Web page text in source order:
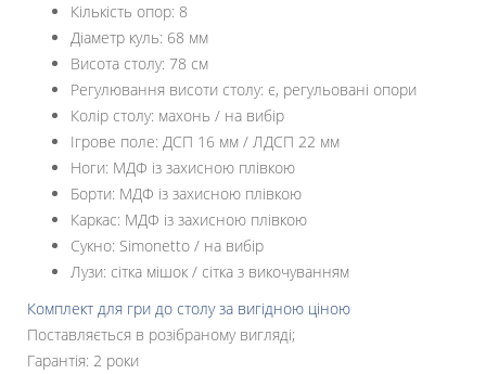
Кількість опор: 8
Діаметр куль: 68 мм
Висота столу: 78 см
Регулювання висоти столу: є, регульовані опори
Колір столу: махонь / на вибір
Ігрове поле: ДСП 16 мм / ЛДСП 22 мм
Ноги: МДФ із захисною плівкою
Борти: МДФ із захисною плівкою
Каркас: МДФ із захисною плівкою
Сукно: Simonetto / на вибір
Лузи: сітка мішок / сітка з викочуванням
Комплект для гри до столу за вигідною ціною
Поставляється в розібраному вигляді;
Гарантія: 2 роки